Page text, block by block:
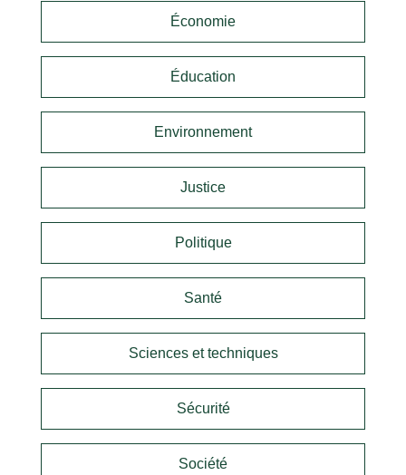
Économie
Éducation
Environnement
Justice
Politique
Santé
Sciences et techniques
Sécurité
Société